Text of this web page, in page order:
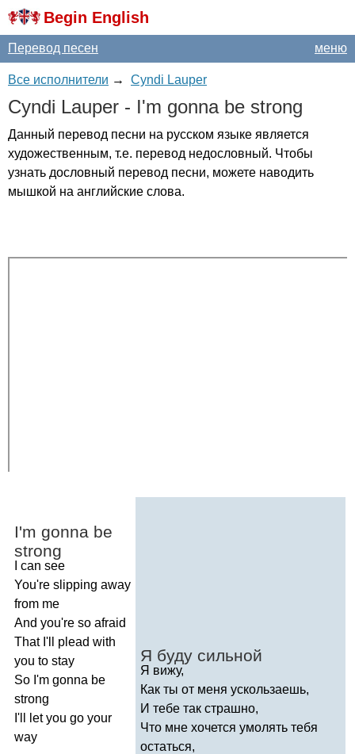
Begin English
меню
Перевод песен
Все исполнители → Cyndi Lauper
Cyndi Lauper - I'm gonna be strong
Данный перевод песни на русском языке является
художественным, т.е. перевод недословный. Чтобы
узнать дословный перевод песни, можете наводить
мышкой на английские слова.
I'm gonna be
strong
can see
You're slipping away
from me
And you're so afraid
That I'll plead with
you to stay
So I'm gonna be
strong
I'll
let you go your
way
Я буду сильной
Я вижу,
Как ты от меня ускользаешь,
И тебе так страшно,
Что мне хочется умолять тебя
остаться,